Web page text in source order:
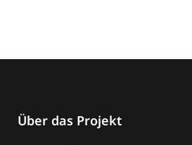
Über das Projekt